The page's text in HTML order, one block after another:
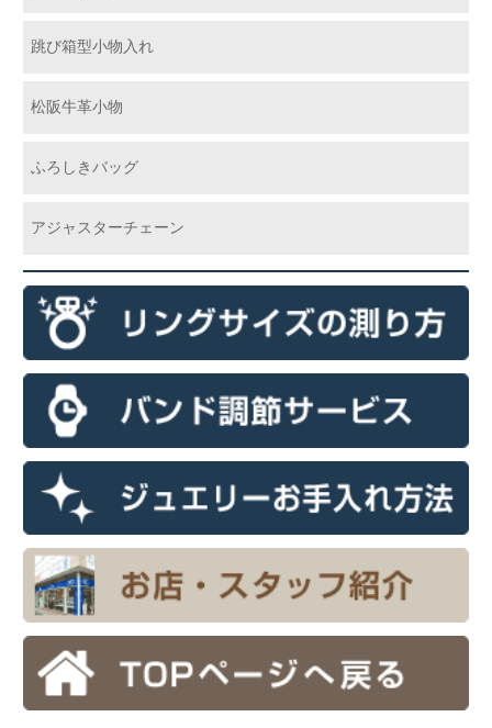
跳び箱型小物入れ
松阪牛革小物
ふろしきバッグ
アジャスターチェーン